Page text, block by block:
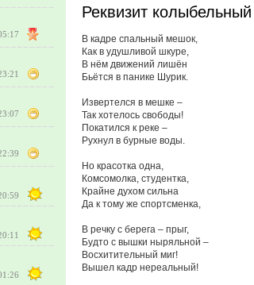
Реквизит колыбельный
В кадре спальный мешок,
Как в удушливой шкуре,
В нём движений лишён
Бьётся в панике Шурик.
Извертелся в мешке –
Так хотелось свободы!
Покатился к реке –
Рухнул в бурные воды.
Но красотка одна,
Комсомолка, студентка,
Крайне духом сильна
Да к тому же спортсменка,
В речку с берега – прыг,
Будто с вышки ныряльной –
Восхитительный миг!
Вышел кадр нереальный!